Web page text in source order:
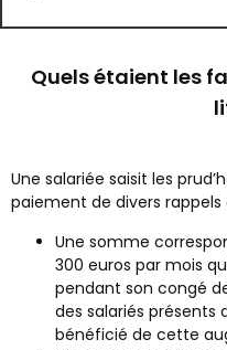
Quels étaient les
Une salariée saisit les
paiement de divers rappels
Une somme
300 euros par mois
pendant son congé
des salariés présents
bénéficié de cette